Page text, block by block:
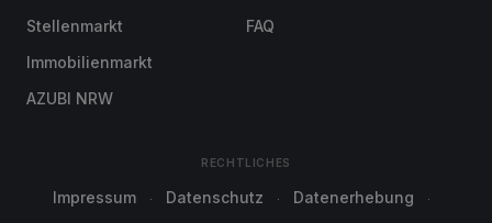
Stellenmarkt
Immobilienmarkt
AZUBI NRW
FAQ
RECHTLICHES
Impressum Datenschutz
Datenerhebung